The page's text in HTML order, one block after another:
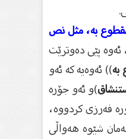
به، مثل نص
ئەوە پێى دەوترێت
)) ئەوەیە كە ئەو
)و ئەو جۆرە
فەرزى كردووە،
شێوە هەواڵى